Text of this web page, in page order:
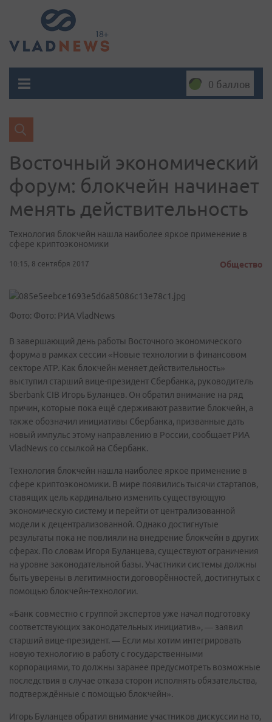
0 баллов
Восточный экономический
форум: блокчейн начинает
менять действительность
Технология блокчейн нашла наиболее яркое применение в
сфере криптоэкономики
10:15, 8 сентября 2017 Общество
Фото: Фото: РИА VladNews
В завершающий день работы Восточного экономического
форума в рамках сессии «Новые технологии в финансовом
секторе АТР. Как блокчейн меняет действительность»
выступил старший вице-президент Сбербанка, руководитель
Sberbank CIB Игорь Буланцев. Он обратил внимание на ряд
причин, которые пока ещё сдерживают развитие блокчейн, а
также обозначил инициативы Сбербанка, призванные дать
новый импульс этому направлению в России, сообщает РИА
VladNews со ссылкой на Сбербанк.
Технология блокчейн нашла наиболее яркое применение в
сфере криптоэкономики. В мире появились тысячи стартапов,
ставящих цель кардинально изменить существующую
экономическую систему и перейти от централизованной
модели к децентрализованной. Однако достигнутые
результаты пока не повлияли на внедрение блокчейн в других
сферах. По словам Игоря Буланцева, существуют ограничения
на уровне законодательной базы. Участники системы должны
быть уверены в легитимности договорённостей, достигнутых с
помощью блокчейн-технологии.
«Банк совместно с группой экспертов уже начал подготовку
соответствующих законодательных инициатив», — заявил
старший вице-президент. — Если мы хотим интегрировать
новую технологию в работу с государственными
корпорациями, то должны заранее предусмотреть возможные
последствия в случае отказа сторон исполнять обязательства,
подтверждённые с помощью блокчейн».
Игорь Буланцев обратил внимание участников дискуссии на то,